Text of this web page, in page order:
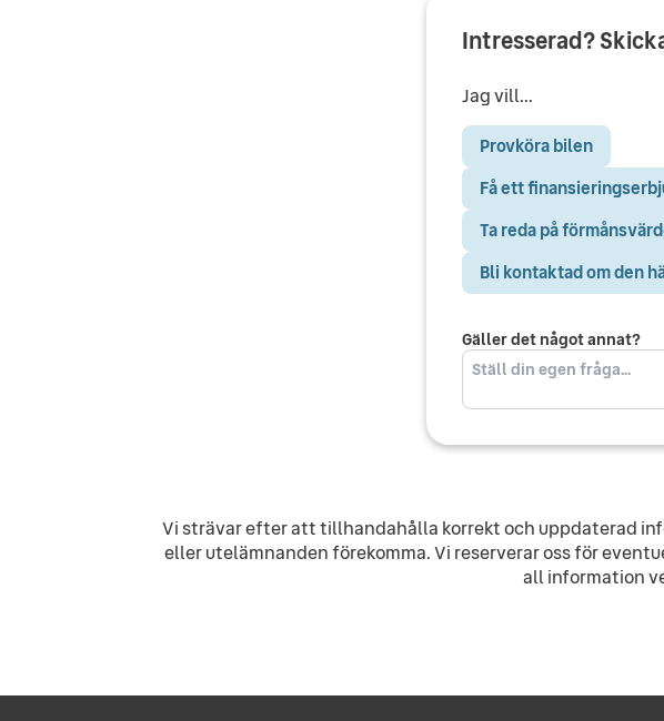
Intresserad?
Jag vill...
Provköra bilen
Få ett
Ta reda på
Bli kontaktad om den
Gäller det något annat?
Vi strävar efter att tillhandahålla korrekt och uppdaterad
eller utelämnanden förekomma. Vi reserverar oss för
all information